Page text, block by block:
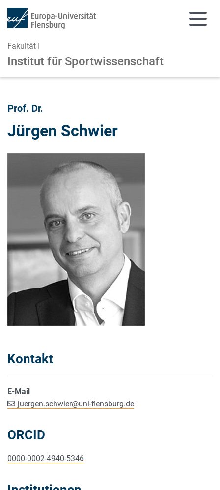
Fakultät I
Institut für Sportwissenschaft
Prof. Dr.
Jürgen Schwier
Kontakt
E-Mail
juergen.schwier@uni-flensburg.de
ORCID
0000-0002-4940-5346